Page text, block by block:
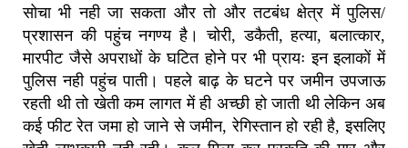
सोचा भी नही जा सकता और तो और तटबंध क्षेत्र में पुलिस/
प्रशासन की पहुंच नगण्य है। चोरी, डकैती, हत्या, बलात्कार,
मारपीट जैसे अपराधों के घटित होने पर भी प्रायः इन इलाकों में
पुलिस नही पहुंच पाती। पहले बाढ़ के घटने पर जमीन उपजाऊ
रहती थी तो खेती कम लागत में ही अच्छी हो जाती थी लेकिन अब
कई फीट रेत जमा हो जाने से जमीन, रेगिस्तान हो रही है, इसलिए